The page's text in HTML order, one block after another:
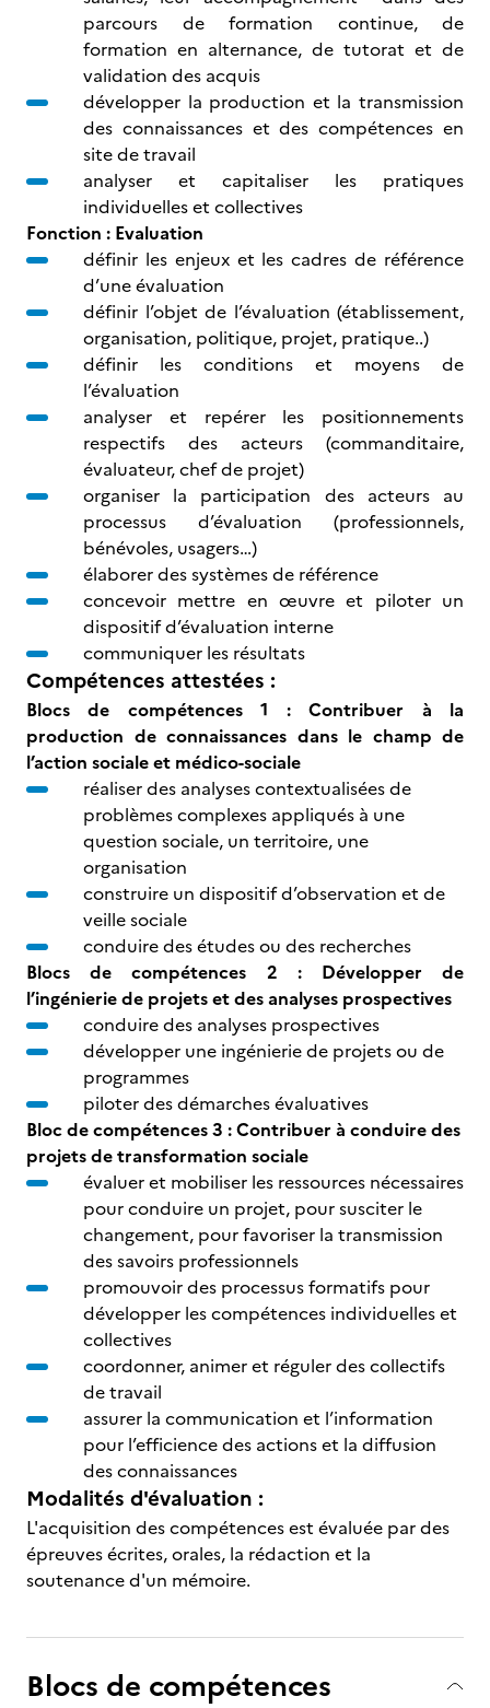
parcours de formation continue, de
formation en alternance, de tutorat et de
validation des acquis
développer la production et la transmission
des connaissances et des compétences en
site de travail
analyser et capitaliser les pratiques
individuelles et collectives
Fonction : Evaluation
définir les enjeux et les cadres de référence
d’une évaluation
définir l’objet de l’évaluation (établissement,
organisation, politique, projet, pratique..)
définir les conditions et moyens de
l’évaluation
analyser et repérer les positionnements
respectifs des acteurs (commanditaire,
évaluateur, chef de projet)
organiser la participation des acteurs au
processus d’évaluation (professionnels,
bénévoles, usagers…)
élaborer des systèmes de référence
concevoir mettre en œuvre et piloter un
dispositif d’évaluation interne
communiquer les résultats
Compétences attestées :
Blocs de compétences 1 : Contribuer à la
production de connaissances dans le champ de
l’action sociale et médico-sociale
réaliser des analyses contextualisées de
problèmes complexes appliqués à une
question sociale, un territoire, une
organisation
construire un dispositif d’observation et de
veille sociale
conduire des études ou des recherches
Blocs de compétences 2 : Développer de
l’ingénierie de projets et des analyses prospectives
conduire des analyses prospectives
développer une ingénierie de projets ou de
programmes
piloter des démarches évaluatives
Bloc de compétences 3 : Contribuer à conduire des
projets de transformation sociale
évaluer et mobiliser les ressources nécessaires
pour conduire un projet, pour susciter le
changement, pour favoriser la transmission
des savoirs professionnels
promouvoir des processus formatifs pour
développer les compétences individuelles et
collectives
coordonner, animer et réguler des collectifs
de travail
assurer la communication et l’information
pour l’efficience des actions et la diffusion
des connaissances
Modalités d'évaluation :
L'acquisition des compétences est évaluée par des
épreuves écrites, orales, la rédaction et la
soutenance d'un mémoire.
Blocs de compétences